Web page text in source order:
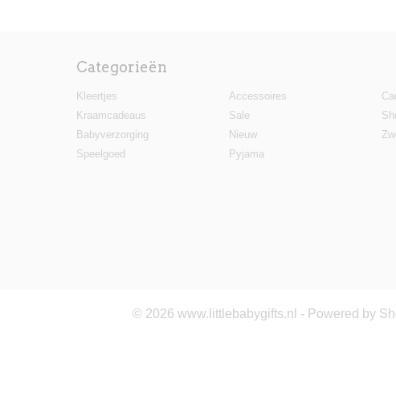
Categorieën
Kleertjes
Kraamcadeaus
Babyverzorging
Speelgoed
Accessoires
Sale
Nieuw
Pyjama
© 2026 www.littlebabygifts.nl - Powered by